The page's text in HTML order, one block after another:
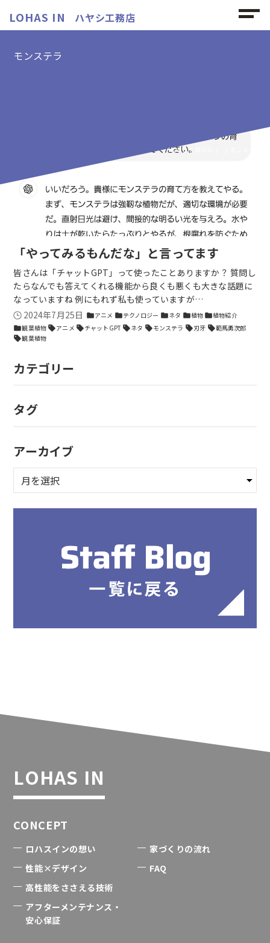
LOHAS IN ハヤシ工務店
モンステラ
HOME
「やってみるもんだな」と言ってます
皆さんは「チャットGPT」って使ったことありますか？ 質問し
たらなんでも答えてくれる機能から良くも悪くも大きな話題に
なっていますね 例にもれず私も使っていますが…
2024年7月25日 folderアニメ folderテクノロジー folderネタ folder植物 folder植物紹介
folder観葉植物 sellアニメ sellチャットGPT sellネタ sellモンステラ sell刃牙 sell範馬勇次郎
sell観葉植物
カテゴリー
タグ
アーカイブ
LOHAS IN
CONCEPT
ロハスインの想い
性能×デザイン
高性能をささえる技術
アフターメンテナンス・
安心保証
家づくりの流れ
FAQ